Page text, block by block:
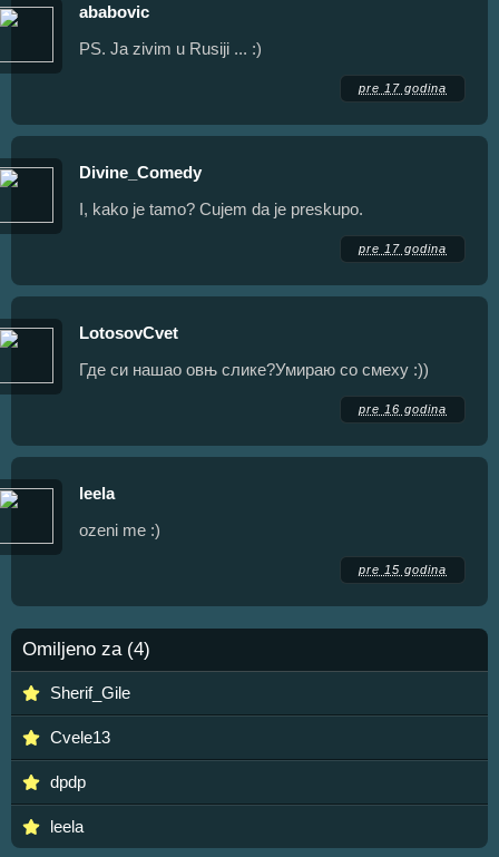
ababovic
PS. Ja zivim u Rusiji ... :)
pre 17 godina
Divine_Comedy
I, kako je tamo? Cujem da je preskupo.
pre 17 godina
LotosovCvet
Где си нашао овњ слике?Умираю со смеху :))
pre 16 godina
leela
ozeni me :)
pre 15 godina
Omiljeno za (4)
Sherif_Gile
Cvele13
dpdp
leela